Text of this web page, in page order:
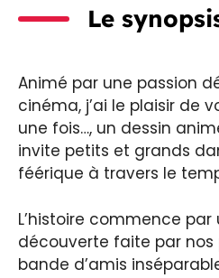
Le
Animé par une passion
cinéma, j’ai le plaisir de
une fois…, un dessin
invite petits et grands
féérique à travers le
L’histoire commence
découverte faite par nos
bande d’amis